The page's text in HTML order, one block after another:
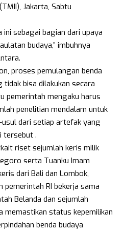
Jakarta, Sabtu
ini sebagai bagian dari upaya
budaya,” imbuhnya
proses pemulangan benda
tidak bisa dilakukan secara
pemerintah mengaku harus
penelitian mendalam untuk
dari setiap artefak yang
tersebut .
riset sejumlah keris milik
serta Tuanku Imam
dari Bali dan Lombok,
pemerintah RI bekerja sama
Belanda dan sejumlah
memastikan status kepemilikan
benda budaya